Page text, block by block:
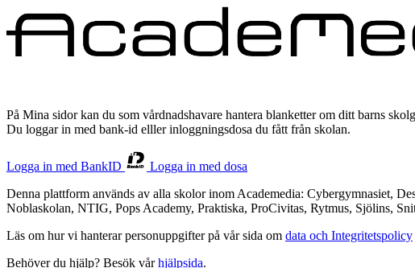
På Mina sidor kan du som vårdnadshavare hantera blanketter om ditt barns
Du loggar in med bank-id elller inloggningsdosa du fått från skolan.
Logga in med BankID
Logga in med dosa
Denna plattform används av alla skolor inom Academedia: Cybergymnasiet,
Noblaskolan, NTIG, Pops Academy, Praktiska, ProCivitas, Rytmus, Sjölins,
Läs om hur vi hanterar personuppgifter på vår sida om data och Integritetspolicy
Behöver du hjälp? Besök vårhjälpsida.